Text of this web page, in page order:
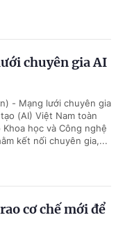
chuyên gia AI
- Mạng lưới chuyên gia
(AI) Việt Nam toàn
Khoa học và Công nghệ
kết nối chuyên gia,...
cơ chế mới để